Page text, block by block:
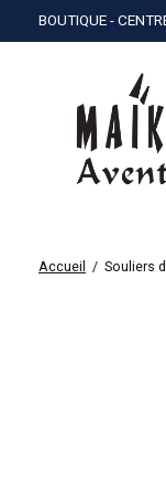
BOUTIQUE -
Accueil / Souliers